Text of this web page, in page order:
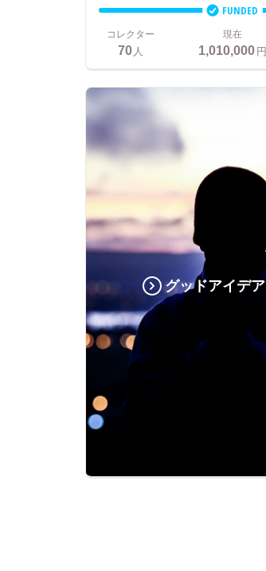
FUNDED
コレクター
70人
現在
1,010,000円
グッドアイデ